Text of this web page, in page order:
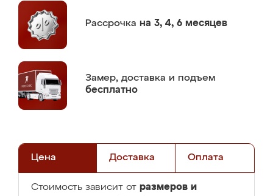
Рассрочка на 3, 4, 6 месяцев
Замер, доставка и подъем
бесплатно
Цена Доставка Оплата
Стоимость зависит от размеров и